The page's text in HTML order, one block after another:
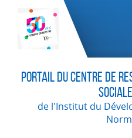
Portail du Centre de
Sociale
de l'Institut du